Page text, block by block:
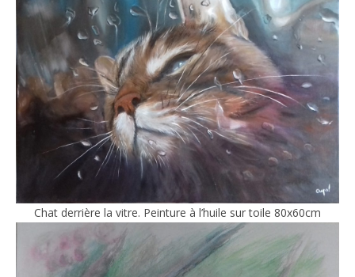
Chat derrière la vitre. Peinture à l’huile sur toile 80x60cm